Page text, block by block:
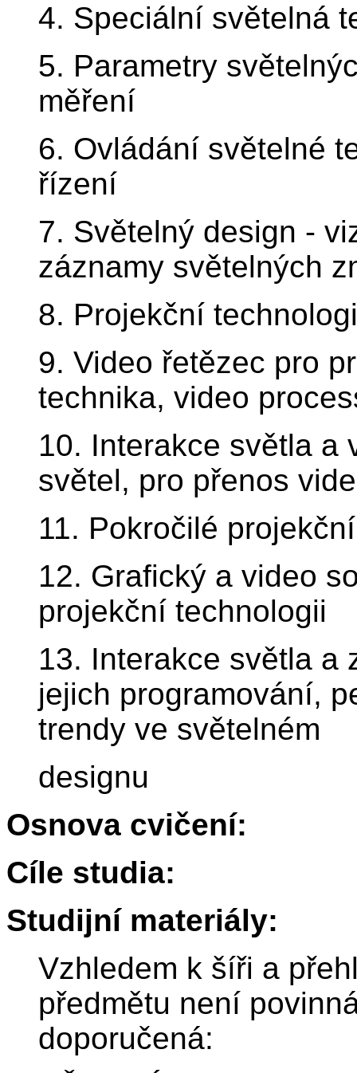
4. Speciální světelná
5. Parametry
měření
6. Ovládání světelné
řízení
7. Světelný design -
záznamy světelných
8. Projekční
9. Video řetězec pro
technika, video
10. Interakce světla a
světel, pro přenos
11. Pokročilé
12. Grafický a video
projekční technologii
13. Interakce světla a
jejich programování,
trendy ve světelném
designu
Osnova cvičení:
Cíle studia:
Studijní materiály:
Vzhledem k šíři a
předmětu není
doporučená: